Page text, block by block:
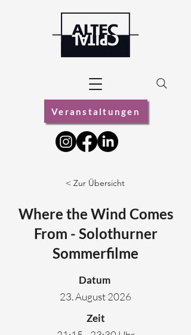
Veranstaltungen
< Zur Übersicht
Where the Wind Comes
From - Solothurner
Sommerfilme
Datum
23. August 2026
Zeit